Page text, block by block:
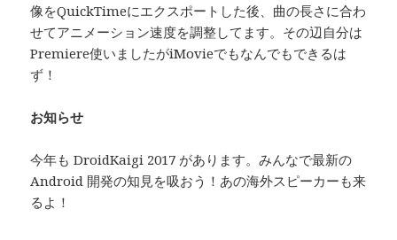
像をQuickTimeにエクスポートした後、曲の長さに合わ
せてアニメーション速度を調整してます。その辺自分は
Premiere使いましたがiMovieでもなんでもできるは
ず！
お知らせ
今年も DroidKaigi 2017 があります。みんなで最新の
Android 開発の知見を吸おう！あの海外スピーカーも来
るよ！